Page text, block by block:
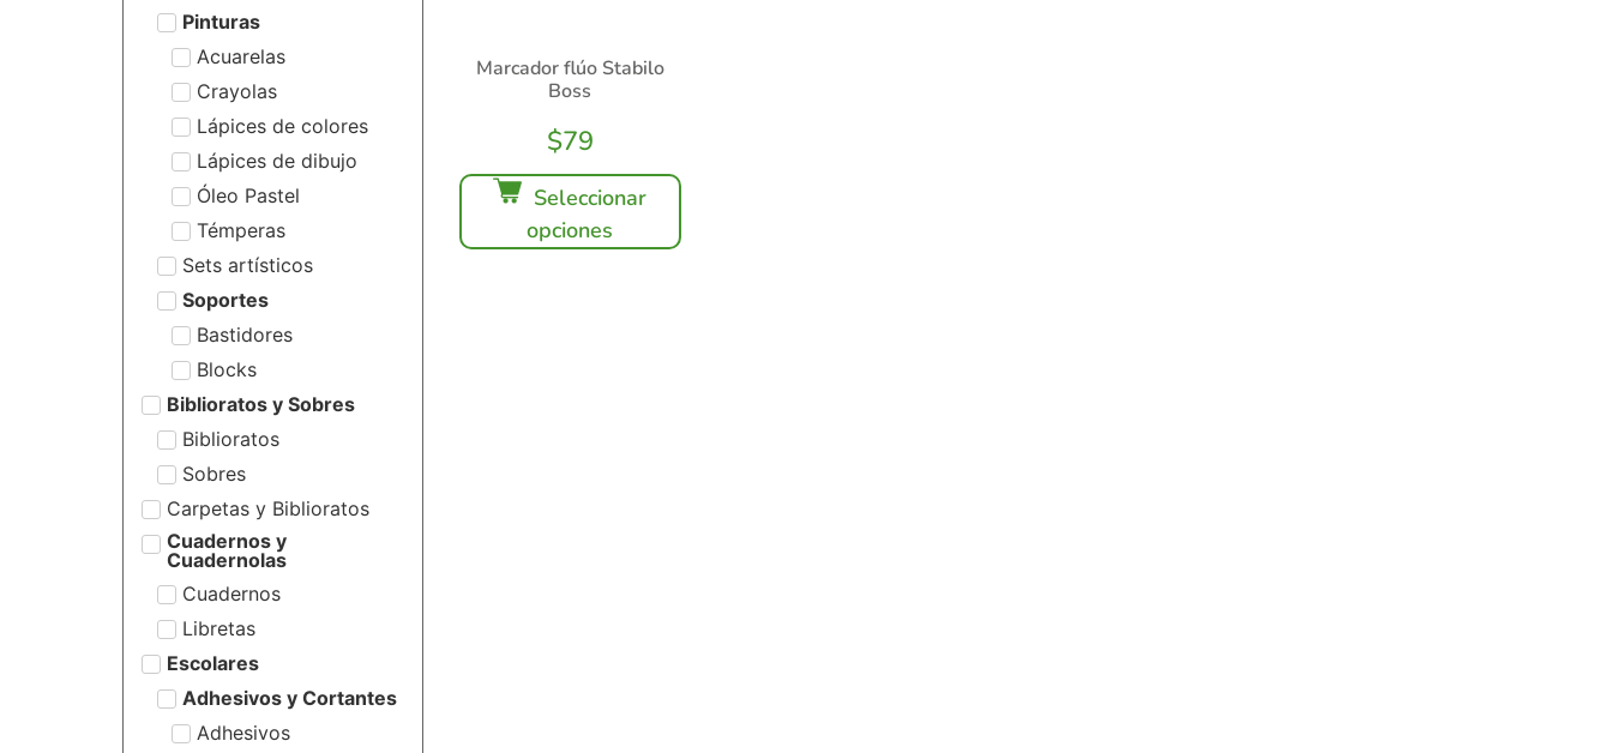
Pinturas
Acuarelas
Crayolas
Lápices de colores
Lápices de dibujo
Óleo Pastel
Témperas
Sets artísticos
Soportes
Bastidores
Blocks
Biblioratos y Sobres
Biblioratos
Sobres
Carpetas y Biblioratos
Cuadernos y
Cuadernolas
Cuadernos
Libretas
Escolares
Adhesivos y Cortantes
Adhesivos
Marcador flúo Stabilo
Boss
$79
Seleccionar
opciones